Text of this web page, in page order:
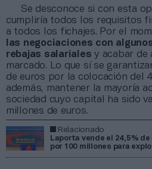
Se desconoce si con esta
cumpliría todos los requisitos
a todos los fichajes. Por el
las negociaciones con
rebajas salarialesy acabar de
marcado. Lo que sí se
de euros por la colocación del
además, mantener la mayoría
sociedad cuyo capital ha sido
millones de euros.
Relacionado
Laporta vende el 24,5%
por 100 millones para